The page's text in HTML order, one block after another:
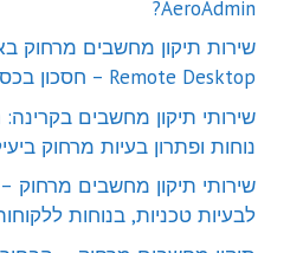
AeroAdmin?
Remote Desktop – חסכון בכסף, נוחות ויעילות
שירותי תיקון מחשבים בקרינה:
נוחות ופתרון בעיות מרחוק
שירותי תיקון מחשבים מרחוק –
לבעיות טכניות, בנוחות